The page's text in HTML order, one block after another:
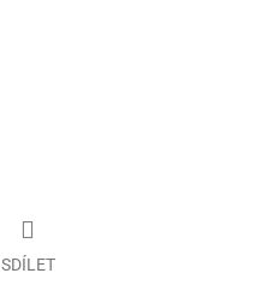
SDÍLET